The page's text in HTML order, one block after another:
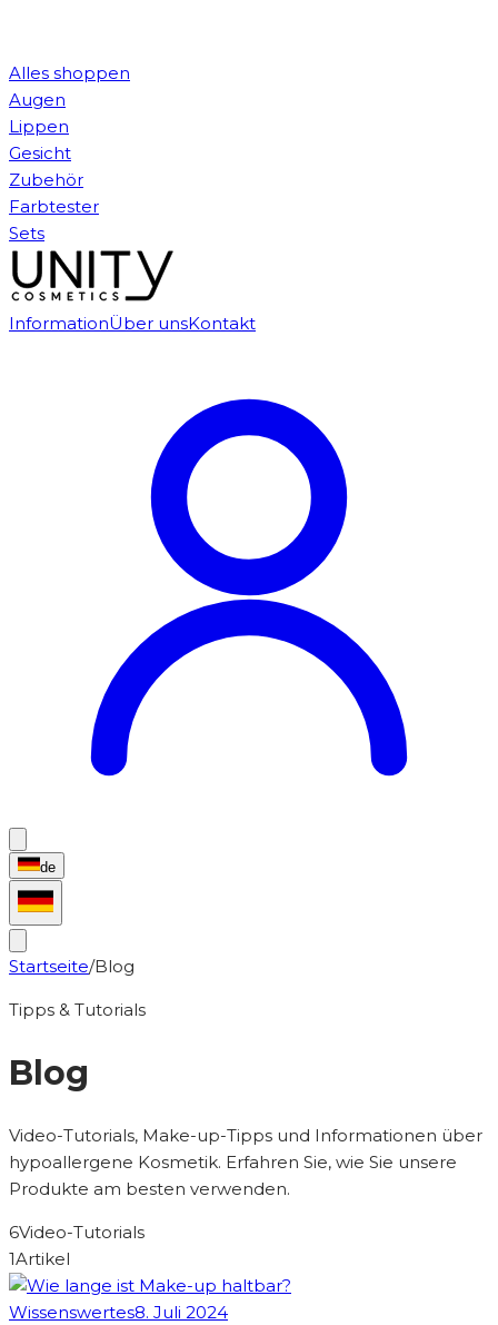
Alles shoppen
Augen
Lippen
Gesicht
Zubehör
Farbtester
Sets
InformationÜber unsKontakt
de
Startseite/Blog
Tipps & Tutorials
Blog
Video-Tutorials, Make-up-Tipps und Informationen über
hypoallergene Kosmetik. Erfahren Sie, wie Sie unsere
Produkte am besten verwenden.
6Video-Tutorials
1Artikel
Wissenswertes8. Juli 2024